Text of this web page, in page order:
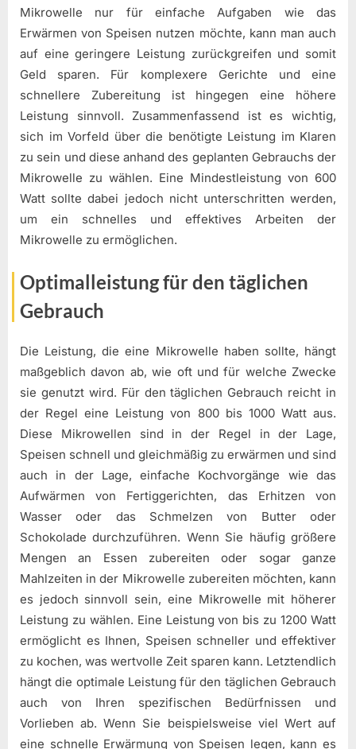
Mikrowelle nur für einfache Aufgaben wie das
Erwärmen von Speisen nutzen möchte, kann man auch
auf eine geringere Leistung zurückgreifen und somit
Geld sparen. Für komplexere Gerichte und eine
schnellere Zubereitung ist hingegen eine höhere
Leistung sinnvoll. Zusammenfassend ist es wichtig,
sich im Vorfeld über die benötigte Leistung im Klaren
zu sein und diese anhand des geplanten Gebrauchs der
Mikrowelle zu wählen. Eine Mindestleistung von 600
Watt sollte dabei jedoch nicht unterschritten werden,
um ein schnelles und effektives Arbeiten der
Mikrowelle zu ermöglichen.
Optimalleistung für den täglichen
Gebrauch
Die Leistung, die eine Mikrowelle haben sollte, hängt
maßgeblich davon ab, wie oft und für welche Zwecke
sie genutzt wird. Für den täglichen Gebrauch reicht in
der Regel eine Leistung von 800 bis 1000 Watt aus.
Diese Mikrowellen sind in der Regel in der Lage,
Speisen schnell und gleichmäßig zu erwärmen und sind
auch in der Lage, einfache Kochvorgänge wie das
Aufwärmen von Fertiggerichten, das Erhitzen von
Wasser oder das Schmelzen von Butter oder
Schokolade durchzuführen. Wenn Sie häufig größere
Mengen an Essen zubereiten oder sogar ganze
Mahlzeiten in der Mikrowelle zubereiten möchten, kann
es jedoch sinnvoll sein, eine Mikrowelle mit höherer
Leistung zu wählen. Eine Leistung von bis zu 1200 Watt
ermöglicht es Ihnen, Speisen schneller und effektiver
zu kochen, was wertvolle Zeit sparen kann. Letztendlich
hängt die optimale Leistung für den täglichen Gebrauch
auch von Ihren spezifischen Bedürfnissen und
Vorlieben ab. Wenn Sie beispielsweise viel Wert auf
eine schnelle Erwärmung von Speisen legen, kann es